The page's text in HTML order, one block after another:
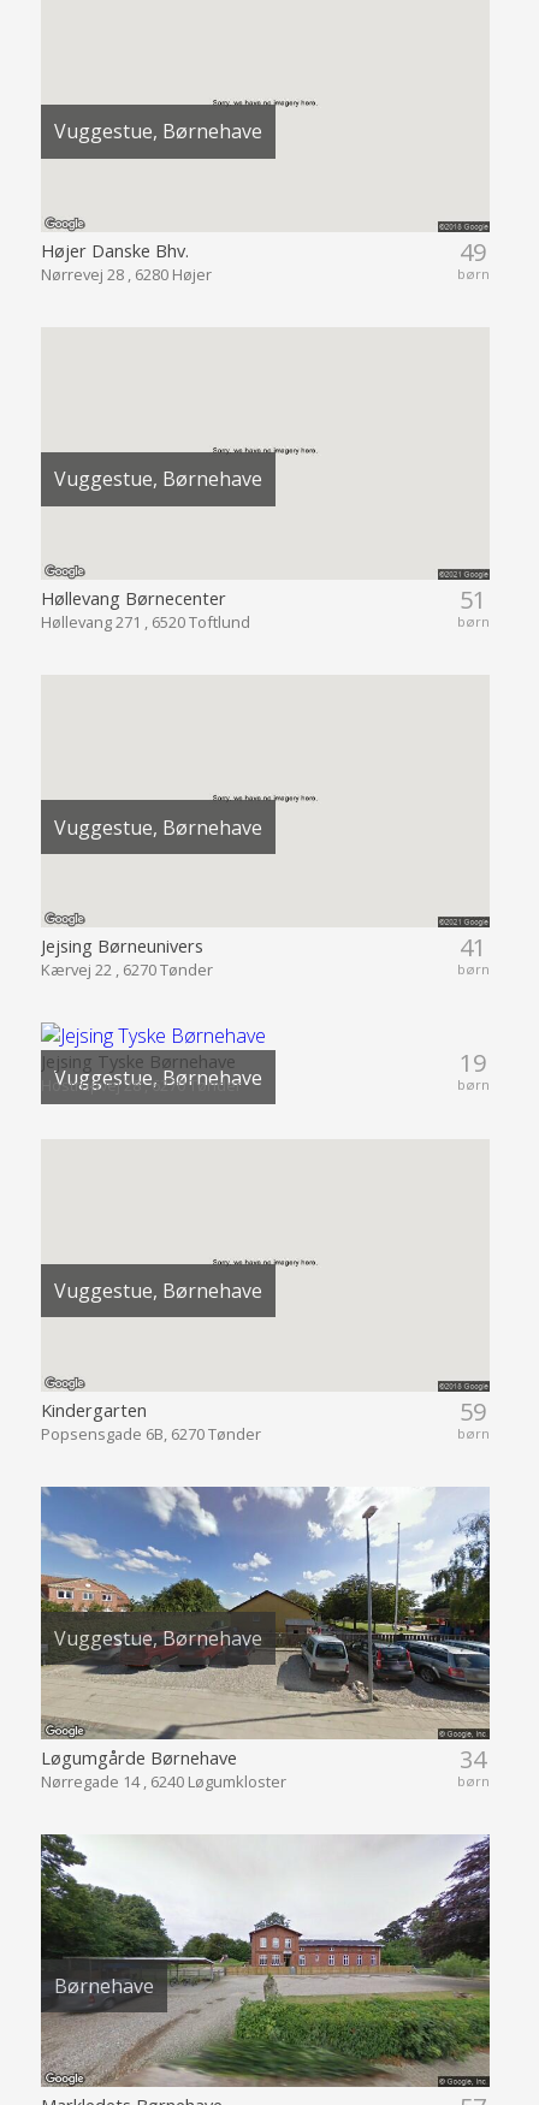
Vuggestue, Børnehave
49
børn
Højer Danske Bhv.
Nørrevej 28 , 6280 Højer
Vuggestue, Børnehave
51
børn
Høllevang Børnecenter
Høllevang 271 , 6520 Toftlund
Vuggestue, Børnehave
41
børn
Jejsing Børneunivers
Kærvej 22 , 6270 Tønder
Vuggestue, Børnehave 19
børn
Jejsing Tyske Børnehave
Hostrupvej 28 , 6270 Tønder
Vuggestue, Børnehave
59
børn
Kindergarten
Popsensgade 6B, 6270 Tønder
Vuggestue, Børnehave
34
børn
Løgumgårde Børnehave
Nørregade 14 , 6240 Løgumkloster
Børnehave